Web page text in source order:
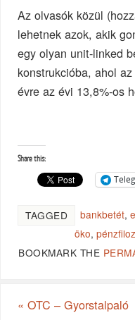
Az olvasók közül
lehetnek azok, akik
egy olyan unit-linked
konstrukcióba, ahol
évre az évi 13,8%-os
Share this:
TAGGED bankbetét,
öko,
BOOKMARK THE
« OTC – Gyorstalpaló